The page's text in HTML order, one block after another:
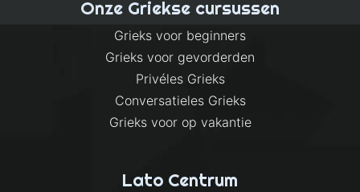
Onze Griekse cursussen
Grieks voor beginners
Grieks voor gevorderden
Privéles Grieks
Conversatieles Grieks
Grieks voor op vakantie
Lato Centrum